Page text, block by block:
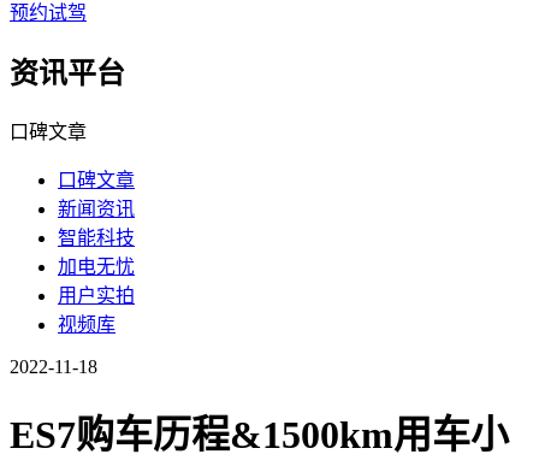
预约试驾
资讯平台
口碑文章
口碑文章
新闻资讯
智能科技
加电无忧
用户实拍
视频库
2022-11-18
ES7购车历程&1500km用车小